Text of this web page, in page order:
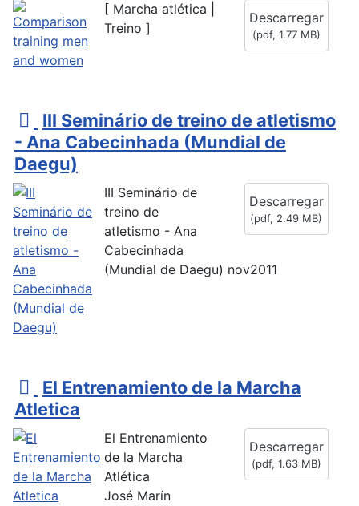
Descarregar
(pdf, 1.77 MB)
[ Marcha atlética |
Treino ]
p
d
f
III Seminário de treino de atletismo
- Ana Cabecinhada (Mundial de
Daegu)
Descarregar
(pdf, 2.49 MB)
III Seminário de
treino de
atletismo - Ana
Cabecinhada
(Mundial de Daegu) nov2011
p
d
El Entrenamiento de la Marcha
Atletica
Descarregar
(pdf, 1.63 MB)
El Entrenamiento
de la Marcha
Atlética
José Marín